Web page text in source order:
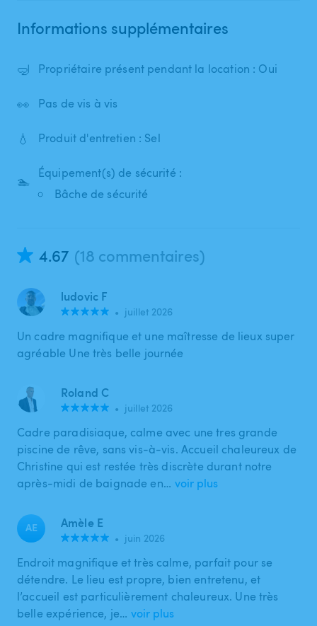
Informations supplémentaires
🤿 Propriétaire présent pendant la location : Oui
👀 Pas de vis à vis
💧 Produit d'entretien : Sel
🏊
Équipement(s) de sécurité :
Bâche de sécurité
4.67 (18 commentaires)
ludovic F
• juillet 2026
Un cadre magnifique et une maîtresse de lieux super
agréable Une très belle journée
Roland C
• juillet 2026
Cadre paradisiaque, calme avec une tres grande
piscine de rêve, sans vis-à-vis. Accueil chaleureux de
Christine qui est restée très discrète durant notre
après-midi de baignade en… voir plus
AE Amèle E
• juin 2026
Endroit magnifique et très calme, parfait pour se
détendre. Le lieu est propre, bien entretenu, et
l’accueil est particulièrement chaleureux. Une très
belle expérience, je… voir plus